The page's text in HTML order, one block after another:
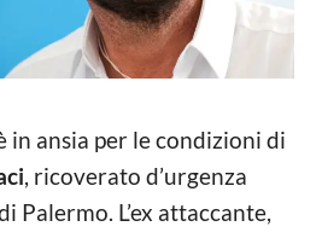
in ansia per le condizioni di
, ricoverato d’urgenza
Palermo. L’ex attaccante,